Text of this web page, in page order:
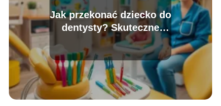
Jak przekonać dziecko do
dentysty? Skuteczne
metody i porady